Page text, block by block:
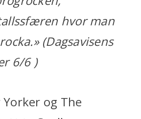
hvor man
(Dagsavisens
6/6 )
og The